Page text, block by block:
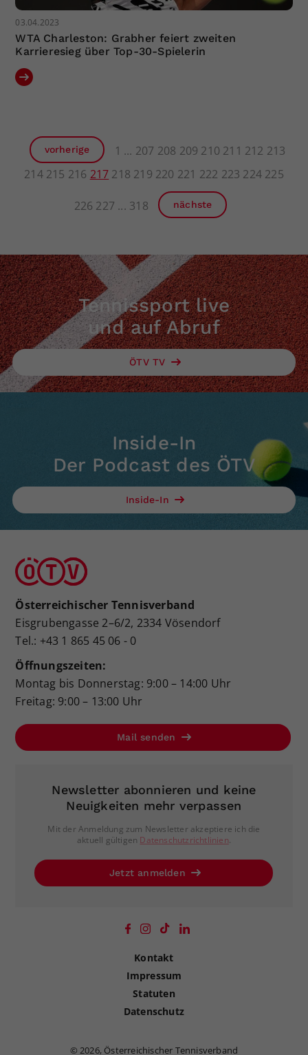
03.04.2023
WTA Charleston: Grabher feiert zweiten
Karrieresieg über Top-30-Spielerin
vorherige 1 207 208 209 210 211 212 213
214 215 216 217 218 219 220 221 222 223 224 225
226 227 318 nächste
Tennissport live
und auf Abruf
ÖTV TV
Inside-In
Der Podcast des ÖTV
Inside-In
Österreichischer Tennisverband
Eisgrubengasse 2–6/2, 2334 Vösendorf
Tel.: +43 1 865 45 06 - 0
Öffnungszeiten:
Montag bis Donnerstag: 9:00 – 14:00 Uhr
Freitag: 9:00 – 13:00 Uhr
Mail senden
Newsletter abonnieren und keine
Neuigkeiten mehr verpassen
Mit der Anmeldung zum Newsletter akzeptiere ich die
aktuell gültigen Datenschutzrichtlinien.
Jetzt anmelden
Kontakt
Impressum
Statuten
Datenschutz
©2026, Österreichischer Tennisverband